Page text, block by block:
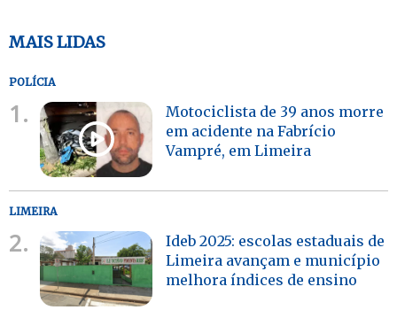
MAIS LIDAS
POLÍCIA
1.
Motociclista de 39 anos morre
em acidente na Fabrício
Vampré, em Limeira
LIMEIRA
2.
Ideb 2025: escolas estaduais de
Limeira avançam e município
melhora índices de ensino